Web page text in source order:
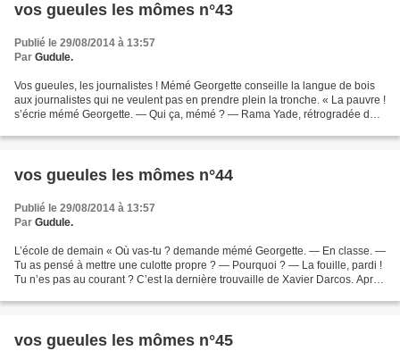
vos gueules les mômes n°43
Publié le 29/08/2014 à 13:57
Par Gudule.
Vos gueules, les journalistes ! Mémé Georgette conseille la langue de bois
aux journalistes qui ne veulent pas en prendre plein la tronche. « La pauvre !
s’écrie mémé Georgette. — Qui ça, mémé ? — Rama Yade, rétrogradée du
vos gueules les mômes n°44
Publié le 29/08/2014 à 13:57
Par Gudule.
L’école de demain « Où vas-tu ? demande mémé Georgette. — En classe. —
Tu as pensé à mettre une culotte propre ? — Pourquoi ? — La fouille, pardi !
Tu n’es pas au courant ? C’est la dernière trouvaille de Xavier Darcos. Après
vos gueules les mômes n°45